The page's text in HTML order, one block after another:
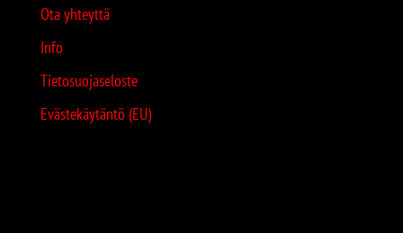
Ota yhteyttä
Info
Tietosuojaseloste
Evästekäytäntö (EU)